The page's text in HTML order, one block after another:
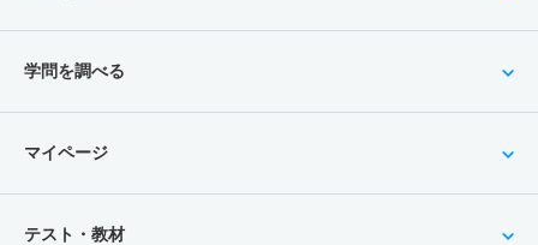
学問を調べる
マイページ
テスト・教材